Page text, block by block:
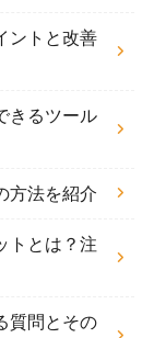
ントと改善
きるツール
方法を紹介
トとは？注
質問とその